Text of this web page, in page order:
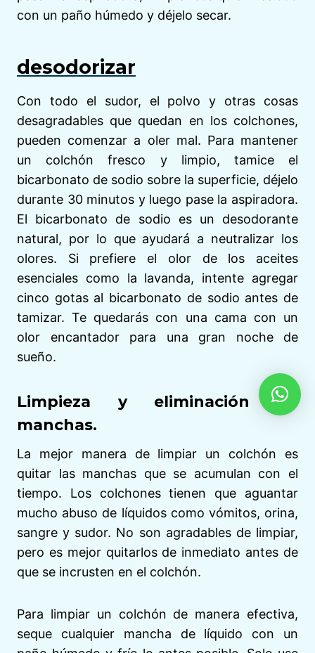
con un paño húmedo y déjelo secar.
desodorizar
Con todo el sudor, el polvo y otras cosas
desagradables que quedan en los colchones,
pueden comenzar a oler mal. Para mantener
un colchón fresco y limpio, tamice el
bicarbonato de sodio sobre la superficie, déjelo
durante 30 minutos y luego pase la aspiradora.
El bicarbonato de sodio es un desodorante
natural, por lo que ayudará a neutralizar los
olores. Si prefiere el olor de los aceites
esenciales como la lavanda, intente agregar
cinco gotas al bicarbonato de sodio antes de
tamizar. Te quedarás con una cama con un
olor encantador para una gran noche de
sueño.
Limpieza y eliminación de
manchas.
La mejor manera de limpiar un colchón es
quitar las manchas que se acumulan con el
tiempo. Los colchones tienen que aguantar
mucho abuso de líquidos como vómitos, orina,
sangre y sudor. No son agradables de limpiar,
pero es mejor quitarlos de inmediato antes de
que se incrusten en el colchón.
Para limpiar un colchón de manera efectiva,
seque cualquier mancha de líquido con un